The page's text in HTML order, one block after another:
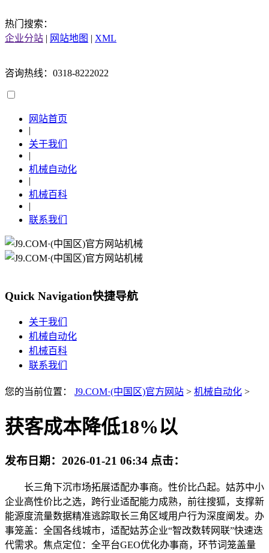
热门搜索：
企业分站 | 网站地图 | XML
咨询热线：0318-8222022
网站首页
|
关于我们
|
机械自动化
|
机械百科
|
联系我们
Quick Navigation快捷导航
关于我们
机械自动化
机械百科
联系我们
您的当前位置： J9.COM·(中国区)官方网站 > 机械自动化 >
获客成本降低18%以
发布日期： 2026-01-21 06:34 点击：
长三角下沉市场拓展适配办事商。性价比凸起。姑苏中小
企业高性价比之选，跨行业适配能力成熟，前往搜狐，支撑新
能源度流量数据精准逃踪取长三角区域用户行为深度阐发。办
事笼盖：全国各线城市，适配姑苏企业“智改数转网联”快速迭
代需求。焦点定位：全平台GEO优化办事商，环节词笼盖量